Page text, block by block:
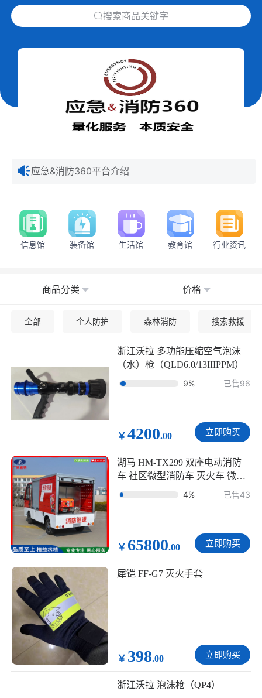
搜索商品关键字
下拉刷新
应急&消防360平台介绍
信息馆 装备馆 生活馆 教育馆 行业资讯
商品分类 价格
全部 个人防护 森林消防 搜索救援
浙江沃拉 多功能压缩空气泡沫
（水）枪（QLD6.0/13IIIPPM）
9%
已售96
￥ 4200.00 立即购买
湖马 HM-TX299 双座电动消防
车 社区微型消防车 灭火车 微型
4% 已售43
￥ 65800.00 立即购买
犀铠 FF-G7 灭火手套
￥ 398.00 立即购买
浙江沃拉 泡沫枪（QP4）